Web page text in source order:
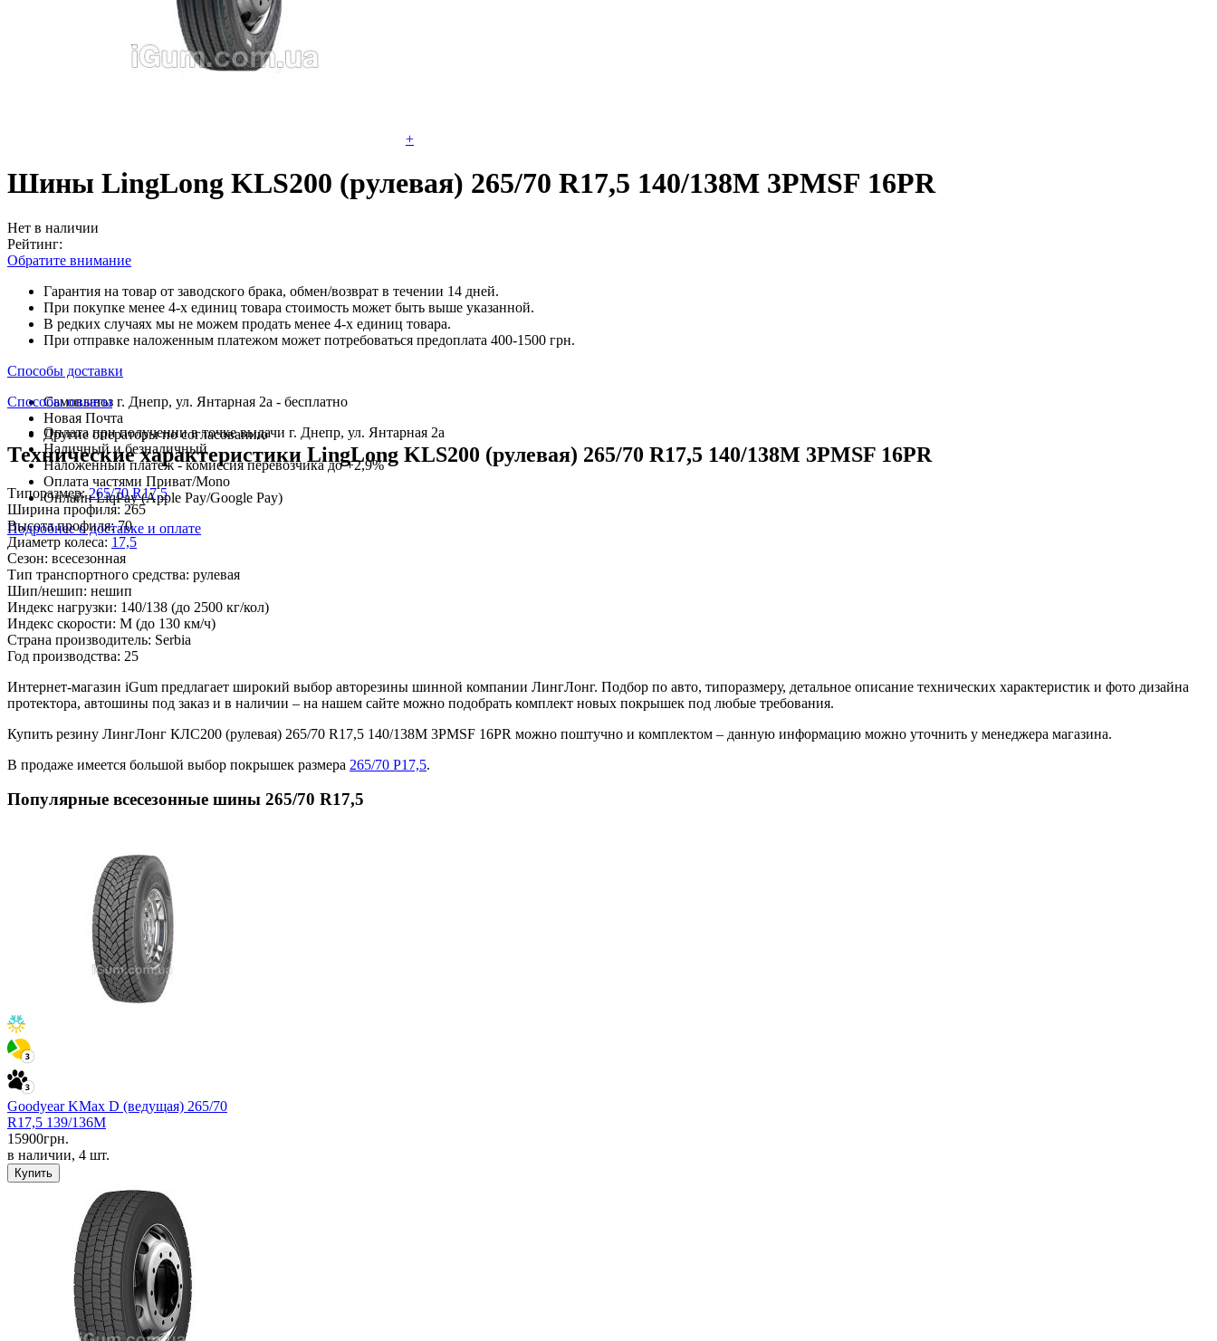
+
Шины LingLong KLS200 (рулевая) 265/70 R17,5 140/138M 3PMSF 16PR
Нет в наличии
Рейтинг:
Обратите внимание
Гарантия на товар от заводского брака, обмен/возврат в течении 14 дней.
При покупке менее 4-х единиц товара стоимость может быть выше указанной.
В редких случаях мы не можем продать менее 4-х единиц товара.
При отправке наложенным платежом может потребоваться предоплата 400-1500 грн.
Способы доставки
Самовывоз г. Днепр, ул. Янтарная 2а - бесплатно
Новая Почта
Другие операторы по согласованию
Способы оплаты
Оплата при получении в точке выдачи г. Днепр, ул. Янтарная 2а
Наличный и безналичный
Наложенный платеж - комиссия перевозчика до +2,9%
Оплата частями Приват/Mono
Онлайн LiqPay (Apple Pay/Google Pay)
Подробнее о доставке и оплате
Технические характеристики LingLong KLS200 (рулевая) 265/70 R17,5 140/138M 3PMSF 16PR
Типоразмер:265/70 R17,5
Ширина профиля: 265
Высота профиля:70
Диаметр колеса: 17,5
Сезон: всесезонная
Тип транспортного средства: рулевая
Шип/нешип: нешип
Индекс нагрузки: 140/138 (до 2500 кг/кол)
Индекс скорости: M (до 130 км/ч)
Страна производитель: Serbia
Год производства: 25
Интернет-магазин iGum предлагает широкий выбор авторезины шинной компании ЛингЛонг. Подбор по авто, типоразмеру, детальное описание технических характеристик и фото дизайна
протектора, автошины под заказ и в наличии – на нашем сайте можно подобрать комплект новых покрышек под любые требования.
Купить резину ЛингЛонг КЛС200 (рулевая) 265/70 R17,5 140/138M 3PMSF 16PR можно поштучно и комплектом – данную информацию можно уточнить у менеджера магазина.
В продаже имеется большой выбор покрышек размера 265/70 Р17,5.
Популярные всесезонные шины 265/70 R17,5
Goodyear KMax D (ведущая) 265/70
R17,5 139/136M
15900грн.
в наличии, 4 шт.
Купить